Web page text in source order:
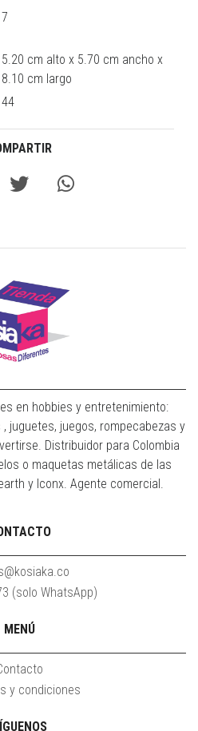
7
5.20 cm alto x 5.70 cm ancho x
8.10 cm largo
44
en hobbies y entretenimiento:
juguetes, juegos, rompecabezas y
Distribuidor para Colombia
o maquetas metálicas de las
y Iconx. Agente comercial.
(solo WhatsApp)
MENÚ
y condiciones